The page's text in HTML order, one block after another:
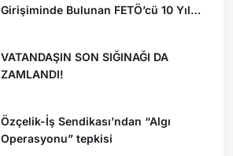
Girişiminde Bulunan FETÖ’cü 10 Yıl
VATANDAŞIN SON SIĞINAĞI DA
ZAMLANDI!
Özçelik-İş Sendikası’ndan “Algı
Operasyonu” tepkisi